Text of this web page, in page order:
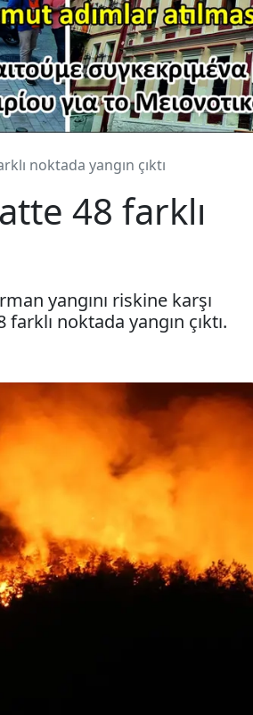
noktada yangın çıktı
48 farklı
yangını riskine karşı
noktada yangın çıktı.